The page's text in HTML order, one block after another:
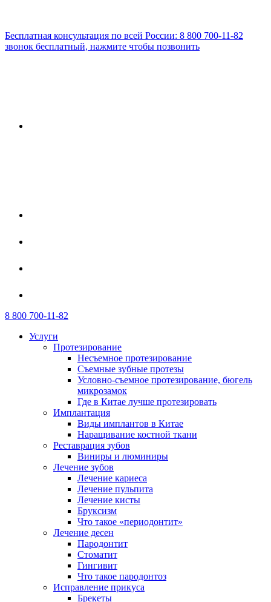
Бесплатная консультация по всей России: 8 800 700-11-82
звонок бесплатный, нажмите чтобы позвонить
8 800 700-11-82
Услуги
Протезирование
Несъемное протезирование
Съемные зубные протезы
Условно-съемное протезирование, бюгель
микрозамок
Где в Китае лучше протезировать
Имплантация
Виды имплантов в Китае
Наращивание костной ткани
Реставрация зубов
Виниры и люминиры
Лечение зубов
Лечение кариеса
Лечение пульпита
Лечение кисты
Бруксизм
Что такое «периодонтит»
Лечение десен
Пародонтит
Стоматит
Гингивит
Что такое пародонтоз
Исправление прикуса
Брекеты